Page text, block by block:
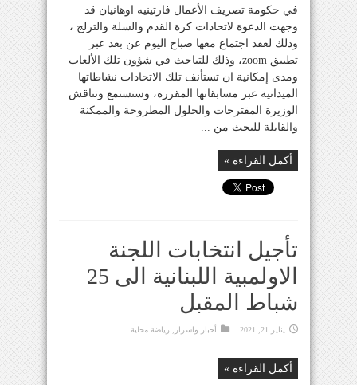
في حكومة تصريف الأعمال فارتينيه اوهانيان قد
وجهت الدعوة لاتحادات كرة القدم والسلة والتزلج ،
وذلك لعقد اجتماع معها صباح اليوم عن بعد عبر
تطبيق zoom، وذلك للتباحث في شؤون تلك الألعاب
ومدى إمكانية ان تستأنف تلك الاتحادات نشاطاتها
الميدانية عبر مسابقاتها المقررة، وستستمع وتناقش
الوزيرة المقترحات والحلول المطروحة والممكنة
والقابلة للبحث من ...
أكمل القراءة »
تأجيل انتخابات اللجنة
الاولمبية اللبنانية الى 25
شباط المقبل
يناير 21, 2021 أخبار واسرار رياضة محلية
أكمل القراءة »